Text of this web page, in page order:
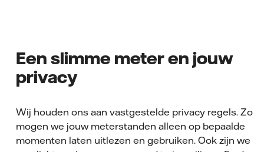
Een slimme meter en jouw
privacy
Wij houden ons aan vastgestelde privacy regels. Zo
mogen we jouw meterstanden alleen op bepaalde
momenten laten uitlezen en gebruiken. Ook zijn we